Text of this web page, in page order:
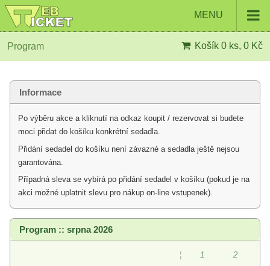
MENU
Program Košík 0 ks, 0 Kč
Informace
Po výběru akce a kliknutí na odkaz koupit / rezervovat si budete
moci přidat do košíku konkrétní sedadla.
Přidání sedadel do košíku není závazné a sedadla ještě nejsou
garantována.
Případná sleva se vybírá po přidání sedadel v košíku (pokud je na
akci možné uplatnit slevu pro nákup on-line vstupenek).
Program :: srpna 2026
¦ 1
2